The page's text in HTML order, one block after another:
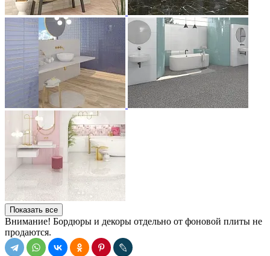
Показать все
Внимание! Бордюры и декоры отдельно от фоновой плиты не
продаются.